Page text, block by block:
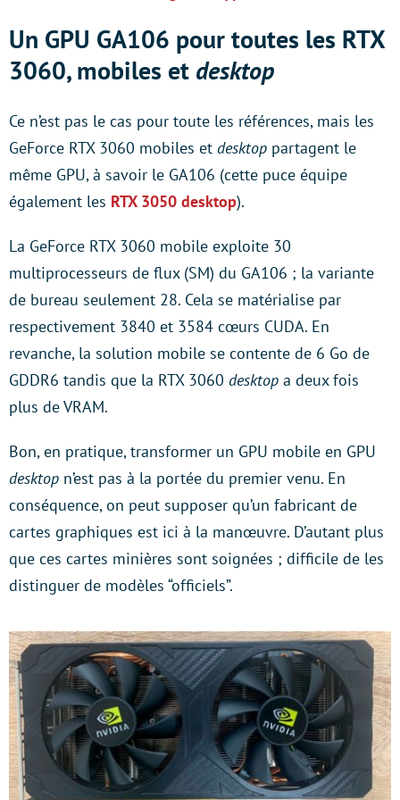
Un GPU GA106 pour toutes les RTX
3060, mobiles et desktop
Ce n’est pas le cas pour toute les références, mais les
GeForce RTX 3060 mobiles et desktop partagent le
même GPU, à savoir le GA106 (cette puce équipe
également les RTX 3050 desktop).
La GeForce RTX 3060 mobile exploite 30
multiprocesseurs de flux (SM) du GA106 ; la variante
de bureau seulement 28. Cela se matérialise par
respectivement 3840 et 3584 cœurs CUDA. En
revanche, la solution mobile se contente de 6 Go de
GDDR6 tandis que la RTX 3060 desktop a deux fois
plus de VRAM.
Bon, en pratique, transformer un GPU mobile en GPU
desktop n’est pas à la portée du premier venu. En
conséquence, on peut supposer qu’un fabricant de
cartes graphiques est ici à la manœuvre. D’autant plus
que ces cartes minières sont soignées ; difficile de les
distinguer de modèles “officiels”.